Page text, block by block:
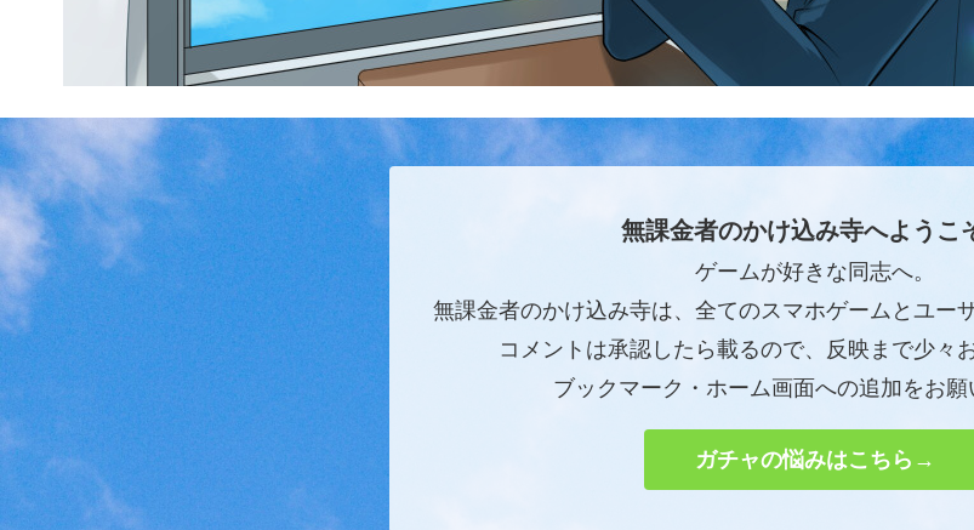
無課金者のかけ込み寺へようこ
ゲームが好きな同志へ。
無課金者のかけ込み寺は、全てのスマホゲームとユー
コメントは承認したら載るので、反映まで少々
ブックマーク・ホーム画面への追加をお願
ガチャの悩みはこちら→